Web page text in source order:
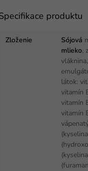
produktu
Zloženie Sójová
mlieko,
látok:
vitamín
vitamín
vitamín